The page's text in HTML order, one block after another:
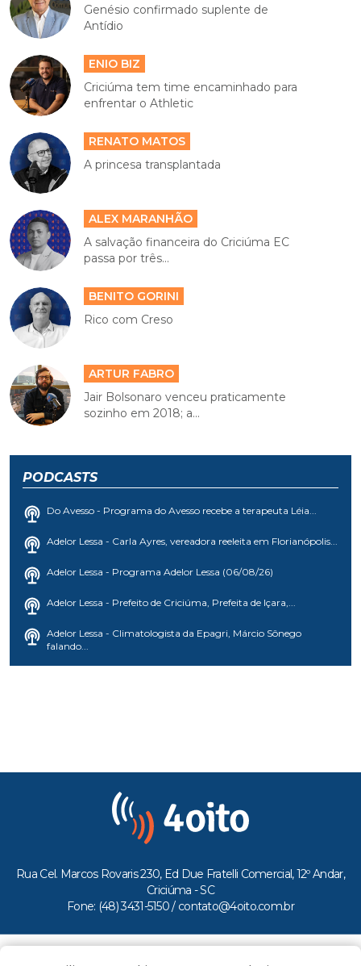
Genésio confirmado suplente de
Antídio
ENIO BIZ
Criciúma tem time encaminhado para
enfrentar o Athletic
RENATO MATOS
A princesa transplantada
ALEX MARANHÃO
A salvação financeira do Criciúma EC
passa por três...
BENITO GORINI
Rico com Creso
ARTUR FABRO
Jair Bolsonaro venceu praticamente
sozinho em 2018; a...
PODCASTS
Do Avesso - Programa do Avesso recebe a terapeuta Léia...
Adelor Lessa - Carla Ayres, vereadora reeleita em Florianópolis...
Adelor Lessa - Programa Adelor Lessa (06/08/26)
Adelor Lessa - Prefeito de Criciúma, Prefeita de Içara,...
Adelor Lessa - Climatologista da Epagri, Márcio Sônego
falando...
Rua Cel. Marcos Rovaris 230, Ed Due Fratelli Comercial, 12º Andar,
Criciúma - SC
Fone: (48) 3431-5150 / contato@4oito.com.br